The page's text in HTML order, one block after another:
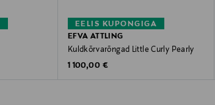
EELIS KUPONGIGA
EFVA ATTLING
Kuldkõrvarõngad Little Curly Pearly
Original Price
1 100,00 €